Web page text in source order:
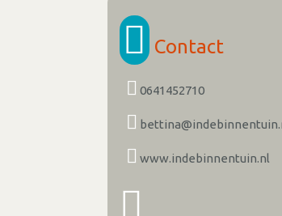
Contact
0641452710
www.indebinnentuin.nl